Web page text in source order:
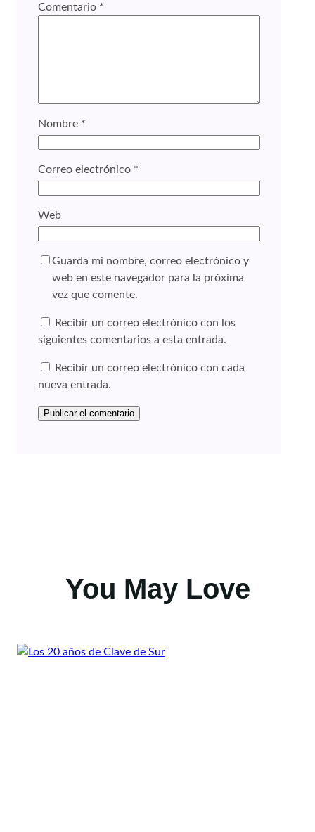
Comentario *
Nombre *
Correo electrónico *
Web
Guarda mi nombre, correo electrónico y
web en este navegador para la próxima
vez que comente.
Recibir un correo electrónico con los
siguientes comentarios a esta entrada.
Recibir un correo electrónico con cada
nueva entrada.
You May Love